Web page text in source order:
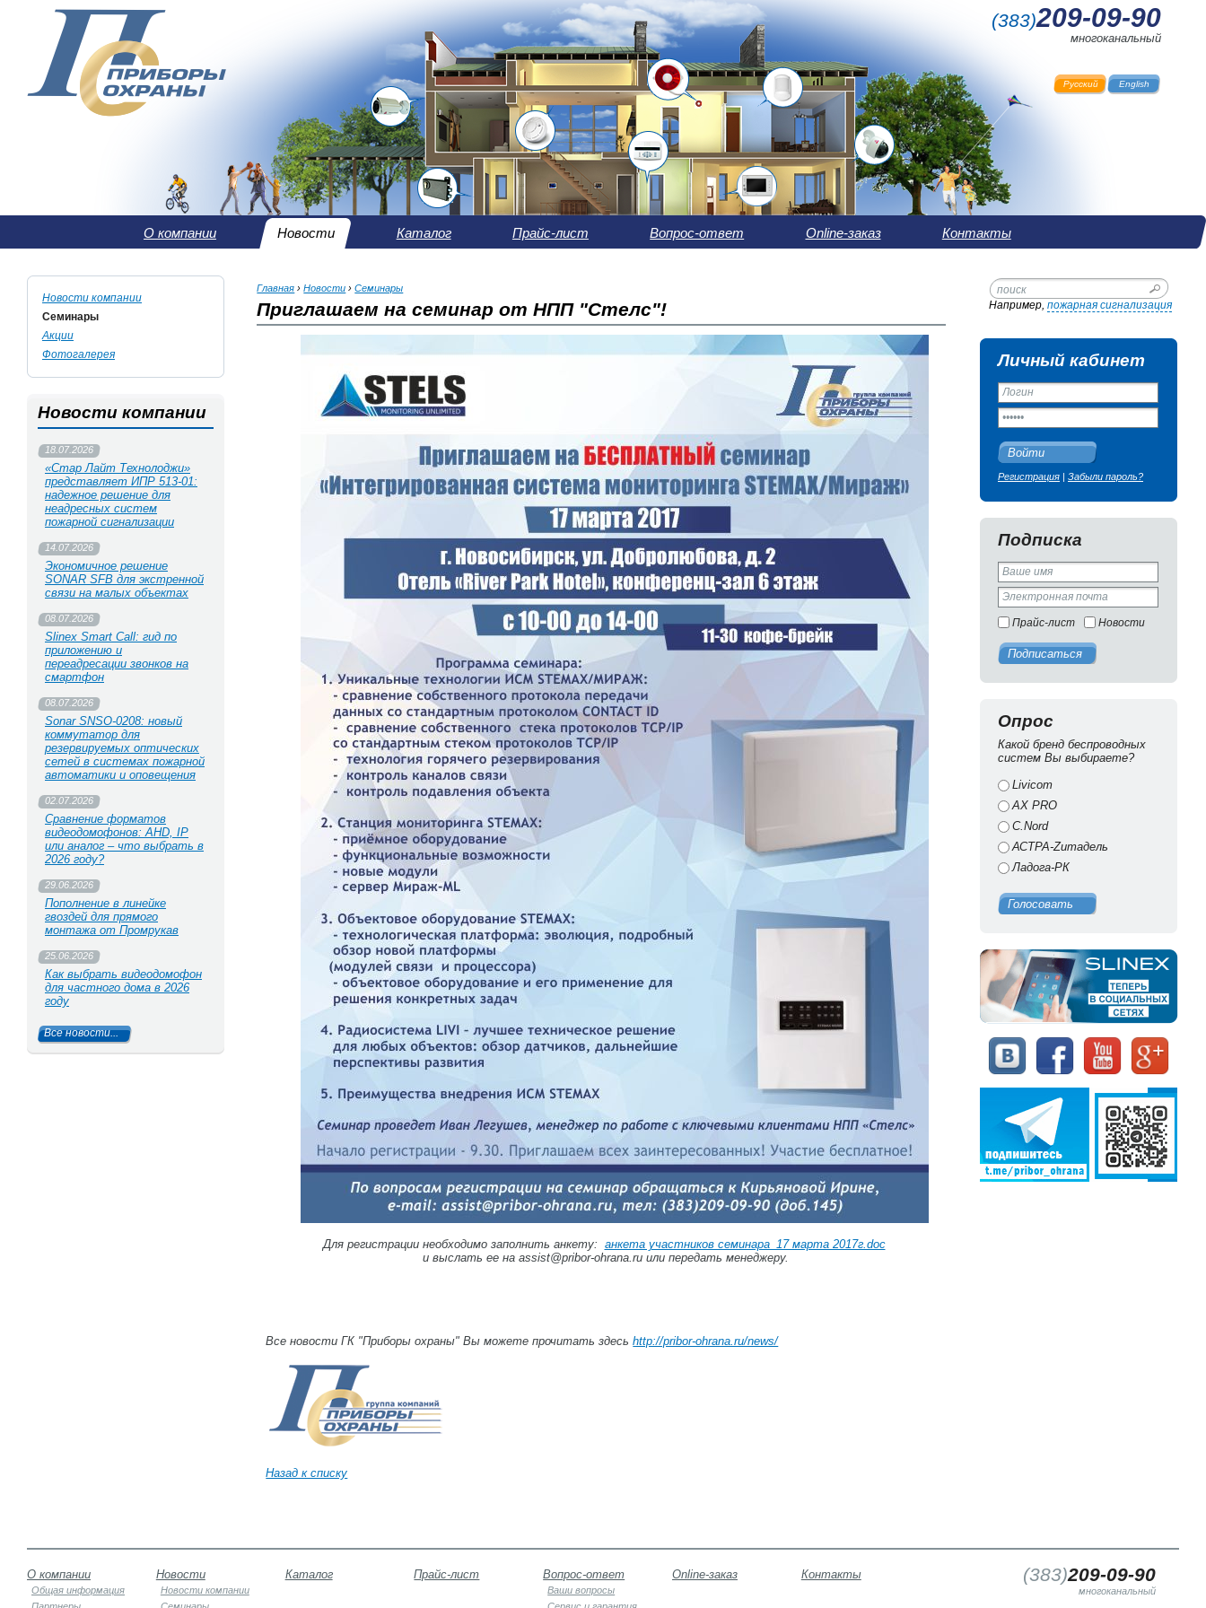
(383)209-09-90
многоканальный
English
Русский
О компании Новости Каталог Прайс-лист Вопрос-ответ Online-заказ Контакты
Новости компании
Семинары
Акции
Фотогалерея
Новости компании
18.07.2026
«Стар Лайт Технолоджи»
представляет ИПР 513‑01:
надежное решение для
неадресных систем
пожарной сигнализации
14.07.2026
Экономичное решение
SONAR SFB для экстренной
связи на малых объектах
08.07.2026
Slinex Smart Call: гид по
приложению и
переадресации звонков на
смартфон
08.07.2026
Sonar SNSO-0208: новый
коммутатор для
резервируемых оптических
сетей в системах пожарной
автоматики и оповещения
02.07.2026
Сравнение форматов
видеодомофонов: AHD, IP
или аналог – что выбрать в
2026 году?
29.06.2026
Пополнение в линейке
гвоздей для прямого
монтажа от Промрукав
25.06.2026
Как выбрать видеодомофон
для частного дома в 2026
году
Все новости...
Например, пожарная сигнализация
Личный кабинет
Войти
Регистрация | Забыли пароль?
Подписка
Прайс-лист Новости
Подписаться
Опрос
Какой бренд беспроводных
систем Вы выбираете?
Livicom
AX PRO
C.Nord
АСТРА-Zитадель
Ладога-РК
Голосовать
Главная ›Новости ›Семинары
Приглашаем на семинар от НПП "Стелс"!
Для регистрации необходимо заполнить анкету: анкета участников семинара_17 марта 2017г.doc
и выслать ее на assist@pribor-ohrana.ru или передать менеджеру.
Все новости ГК "Приборы охраны" Вы можете прочитать здесьhttp://pribor-ohrana.ru/news/
Назад к списку
О компании
Общая информация
Новости
Новости компании
Каталог Прайс-лист Вопрос-ответ
Ваши вопросы
Online-заказ Контакты (383)209-09-90
многоканальный